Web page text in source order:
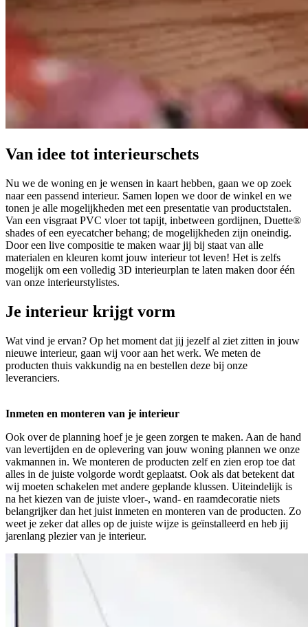
Van idee tot interieurschets
Nu we de woning en je wensen in kaart hebben, gaan we op zoek
naar een passend interieur. Samen lopen we door de winkel en we
tonen je alle mogelijkheden met een presentatie van productstalen.
Van een visgraat PVC vloer tot tapijt, inbetween gordijnen, Duette®
shades of een eyecatcher behang; de mogelijkheden zijn oneindig.
Door een live compositie te maken waar jij bij staat van alle
materialen en kleuren komt jouw interieur tot leven! Het is zelfs
mogelijk om een volledig 3D interieurplan te laten maken door één
van onze interieurstylistes.
Je interieur krijgt vorm
Wat vind je ervan? Op het moment dat jij jezelf al ziet zitten in jouw
nieuwe interieur, gaan wij voor aan het werk. We meten de
producten thuis vakkundig na en bestellen deze bij onze
leveranciers.
Inmeten en monteren van je interieur
Ook over de planning hoef je je geen zorgen te maken. Aan de hand
van levertijden en de oplevering van jouw woning plannen we onze
vakmannen in. We monteren de producten zelf en zien erop toe dat
alles in de juiste volgorde wordt geplaatst. Ook als dat betekent dat
wij moeten schakelen met andere geplande klussen. Uiteindelijk is
na het kiezen van de juiste vloer-, wand- en raamdecoratie niets
belangrijker dan het juist inmeten en monteren van de producten. Zo
weet je zeker dat alles op de juiste wijze is geïnstalleerd en heb jij
jarenlang plezier van je interieur.